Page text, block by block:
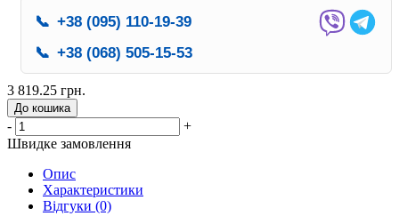
📞 +38 (095) 110-19-39
📞 +38 (068) 505-15-53
3 819.25 грн.
До кошика
-
+
Швидке замовлення
Опис
Характеристики
Відгуки (0)